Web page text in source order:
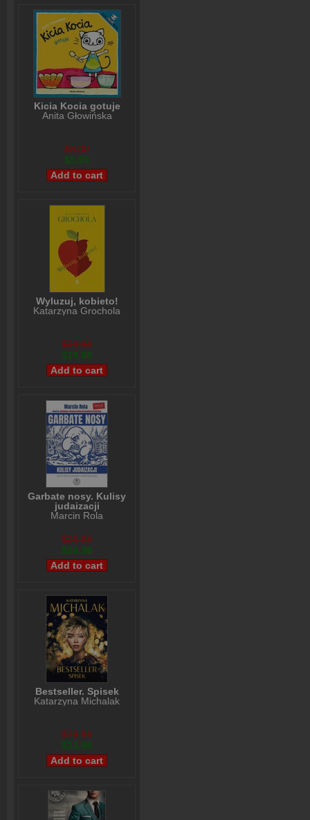
Kicia Kocia gotuje
Anita Głowińska
$8,00
$5,99
Wyluzuj, kobieto!
Katarzyna Grochola
$24,98
$19,98
Garbate nosy. Kulisy
judaizacji
Marcin Rola
$26,98
$20,98
Bestseller. Spisek
Katarzyna Michalak
$29,98
$23,98